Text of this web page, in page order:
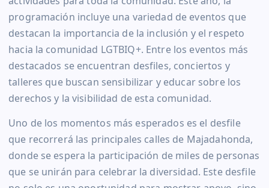
programación incluye una variedad de eventos que
destacan la importancia de la inclusión y el respeto
hacia la comunidad LGTBIQ+. Entre los eventos más
destacados se encuentran desfiles, conciertos y
talleres que buscan sensibilizar y educar sobre los
derechos y la visibilidad de esta comunidad.
Uno de los momentos más esperados es el desfile
que recorrerá las principales calles de Majadahonda,
donde se espera la participación de miles de personas
que se unirán para celebrar la diversidad. Este desfile